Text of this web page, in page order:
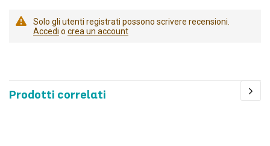
Solo gli utenti registrati possono scrivere recensioni.
Accedi o crea un account
Prodotti correlati